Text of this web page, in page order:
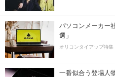
パソコンメーカー
選」
オリコンタイアップ特集
一番似合う登場人